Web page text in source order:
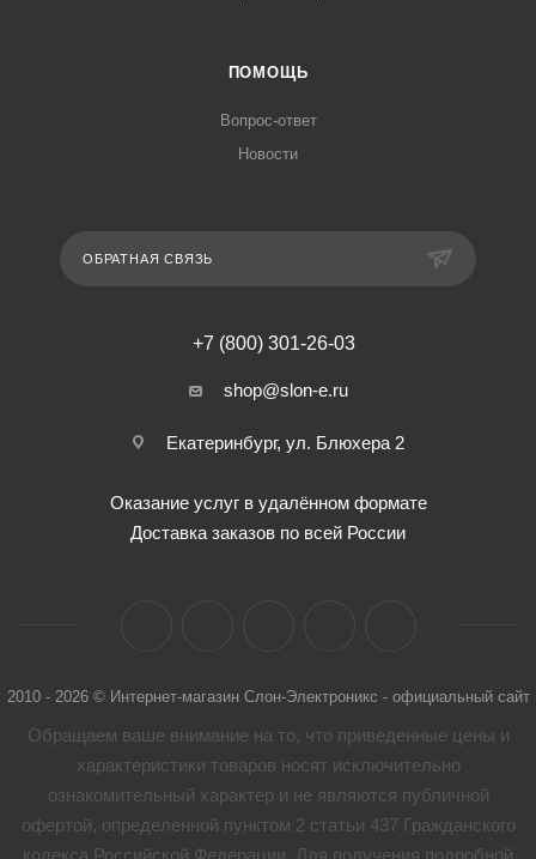
ПОМОЩЬ
Вопрос-ответ
Новости
ОБРАТНАЯ СВЯЗЬ
+7 (800) 301-26-03
shop@slon-e.ru
Екатеринбург, ул. Блюхера 2
Оказание услуг в удалённом формате
Доставка заказов по всей России
2010 - 2026 © Интернет-магазин Слон-Электроникс - официальный сайт
Обращаем ваше внимание на то, что приведенные цены и
характеристики товaров носят исключительно
ознакомительный характер и не являются публичной
офертой, определенной пунктом 2 статьи 437 Гражданского